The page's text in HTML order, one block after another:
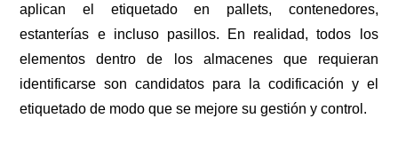
aplican el etiquetado en pallets, contenedores,
estanterías e incluso pasillos. En realidad, todos los
elementos dentro de los almacenes que requieran
identificarse son candidatos para la codificación y el
etiquetado de modo que se mejore su gestión y control.